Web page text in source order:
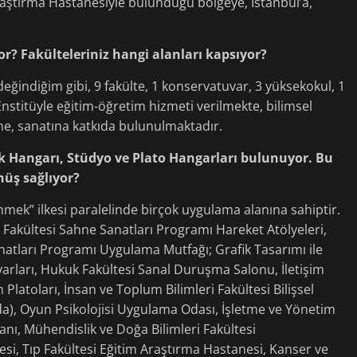
Fakülteleriniz hangi alanları kapsıyor?
gibi, 9 fakülte, 1 konservatuvar, 3 yüksekokul, 1
eğitim-öğretim hizmeti verilmekte, bilimsel
sanatına katkıda bulunulmaktadır.
Stüdyo ve Plato Hangarları bulunuyor. Bu
sağlıyor?
ilkesi paralelinde birçok uygulama alanına sahiptir.
Sahne Sanatları Programı Hareket Atölyeleri,
Programı Uygulama Mutfağı; Grafik Tasarımı ile
Hukuk Fakültesi Sanal Duruşma Salonu, İletişim
İnsan ve Toplum Bilimleri Fakültesi Bilişsel
Oyun Psikolojisi Uygulama Odası, İşletme ve Yönetim
Mühendislik ve Doğa Bilimleri Fakültesi
Tıp Fakültesi Eğitim Araştırma Hastanesi, Kanser ve